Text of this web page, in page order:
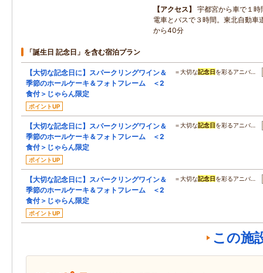
アクセス
宇都宮から車で１
電車とバスで３時間。東北自動車
から40分
「誕生日 記念日」を含む宿泊プラン
【大切な記念日に】スパークリングワイン＆
季節のホールケーキ＆フォトフレーム ＜2
食付＞じゃらん限定
ポイントUP
＝大切な記念日 を彩るアニバ…
【大切な記念日に】スパークリングワイン＆
季節のホールケーキ＆フォトフレーム ＜2
食付＞じゃらん限定
ポイントUP
＝大切な記念日 を彩るアニバ…
【大切な記念日に】スパークリングワイン＆
季節のホールケーキ＆フォトフレーム ＜2
食付＞じゃらん限定
ポイントUP
＝大切な記念日 を彩るアニバ…
この施